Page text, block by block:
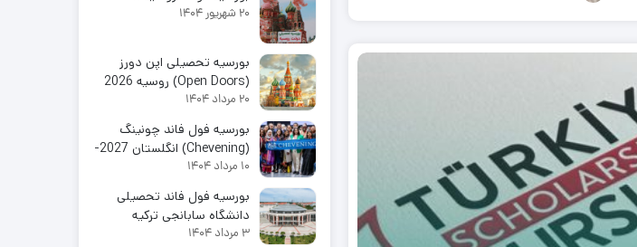
20 شهریور 1404
بورسیه تحصیلی اپن دورز
(Open Doors) روسیه 2026
20 مرداد 1404
بورسیه فول فاند چونینگ
(Chevening) انگلستان 2027-
2026
10 مرداد 1404
بورسیه فول فاند تحصیلی
دانشگاه سابانجی ترکیه
3 مرداد 1404